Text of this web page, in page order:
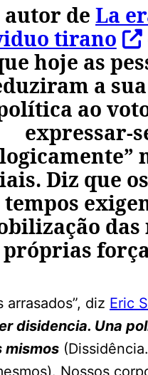
autor de La
tirano
hoje as
a
ao
expressar-
Diz que
tempos
das
próprias
arrasados”, diz Eric
disidencia. Una
mismos
Nossos